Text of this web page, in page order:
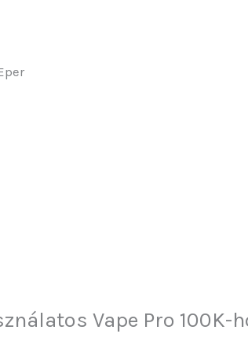
Vape Pro 100K-